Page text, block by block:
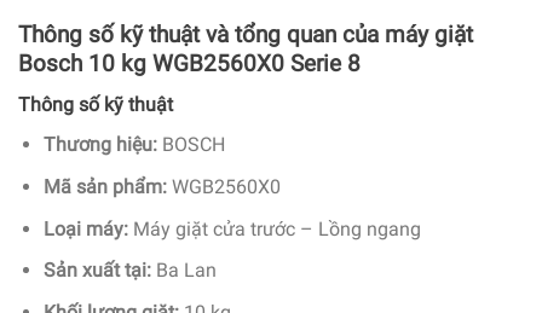
Thông số kỹ thuật và tổng quan của máy giặt
Bosch 10 kg WGB2560X0 Serie 8
Thông số kỹ thuật
Thương hiệu:BOSCH
Mã sản phẩm:WGB2560X0
Loại máy:Máy giặt cửa trước – Lồng ngang
Sản xuất tại:Ba Lan